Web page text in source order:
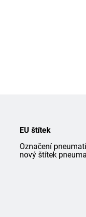
EU štítek
Označení
nový štítek